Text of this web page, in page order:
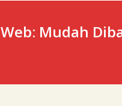
Web: Mudah